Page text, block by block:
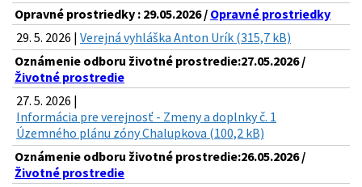
Opravné prostriedky : 29.05.2026 / Opravné prostriedky
29. 5. 2026 | Verejná vyhláška Anton Urík (315,7 kB)
Oznámenie odboru životné prostredie:27.05.2026 /
Životné prostredie
27. 5. 2026 |
Informácia pre verejnosť - Zmeny a doplnky č. 1
Územného plánu zóny Chalupkova (100,2 kB)
Oznámenie odboru životné prostredie:26.05.2026 /
Životné prostredie